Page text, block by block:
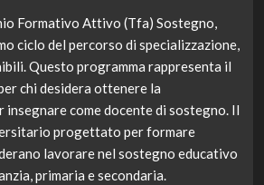
Formativo Attivo (Tfa) Sostegno,
ciclo del percorso di specializzazione,
Questo programma rappresenta il
chi desidera ottenere la
insegnare come docente di sostegno. Il
progettato per formare
lavorare nel sostegno educativo
primaria e secondaria.